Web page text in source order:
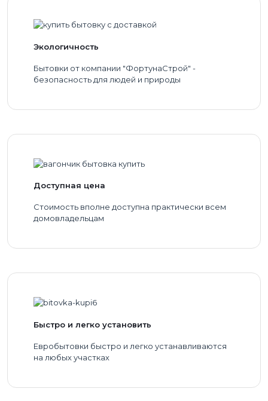
Экологичность
Бытовки от компании "ФортунаСтрой" -
безопасность для людей и природы
Доступная цена
Стоимость вполне доступна практически всем
домовладельцам
Быстро и легко установить
Евробытовки быстро и легко устанавливаются
на любых участках